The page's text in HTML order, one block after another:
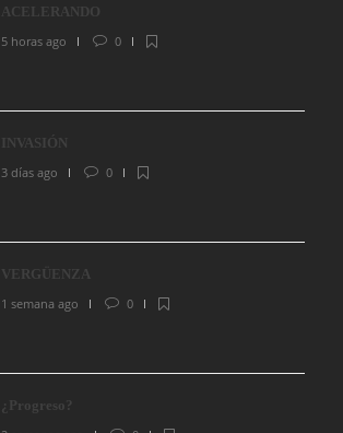
ACELERANDO
5 horas ago
0
INVASIÓN
3 días ago
0
VERGÜENZA
1 semana ago
0
¿Progreso?